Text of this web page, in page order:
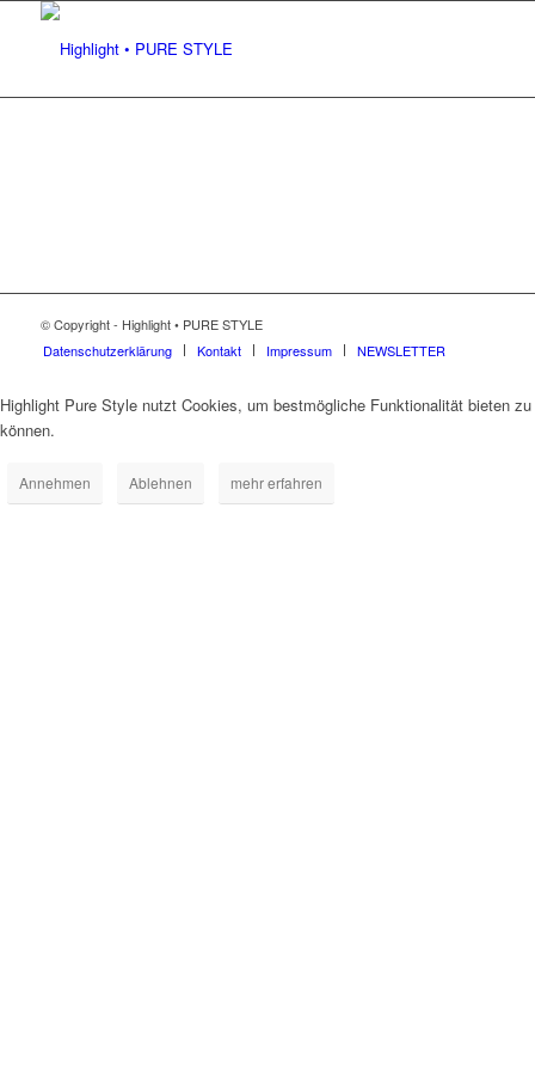
© Copyright - Highlight • PURE STYLE
Datenschutzerklärung
Kontakt Impressum NEWSLETTER
Highlight Pure Style nutzt Cookies, um bestmögliche Funktionalität bieten zu
können.
Annehmen Ablehnen mehr erfahren